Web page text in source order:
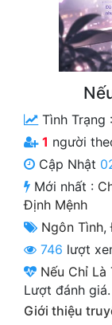
Truyện Dịch
Truyện Nhập Môn
Xa Lộ Dịch
Cung Đấu
Cạnh Kỹ
Cổ Tiên Hiệp
Cổ Đại
Du Hí
Tình Trạng
1 người
Cập Nhật
Mới nhất :
Định Mệnh
Ngôn Tình,
746 lượt
Nếu Chỉ Là
Lượt đánh giá.
Giới thiệu